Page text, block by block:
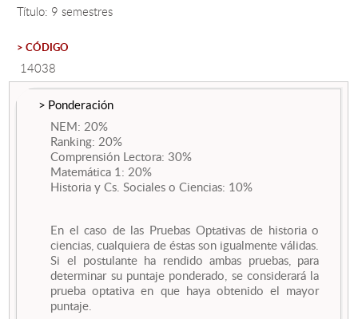
Alumni
English
Título: 9 semestres
> CÓDIGO
14038
> Ponderación
NEM: 20%
Ranking: 20%
Comprensión Lectora: 30%
Matemática 1: 20%
Historia y Cs. Sociales o Ciencias: 10%
En el caso de las Pruebas Optativas de historia o
ciencias, cualquiera de éstas son igualmente válidas.
Si el postulante ha rendido ambas pruebas, para
determinar su puntaje ponderado, se considerará la
prueba optativa en que haya obtenido el mayor
puntaje.